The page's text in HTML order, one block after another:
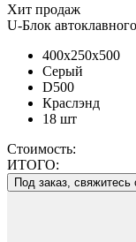
Хит продаж
U-Блок
400x250x500
Серый
D500
Краслэнд
18 шт
Стоимость:
ИТОГО:
Под заказ,